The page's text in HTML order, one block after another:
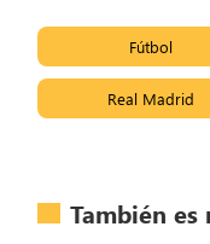
Fútbol
Real Madrid
También es